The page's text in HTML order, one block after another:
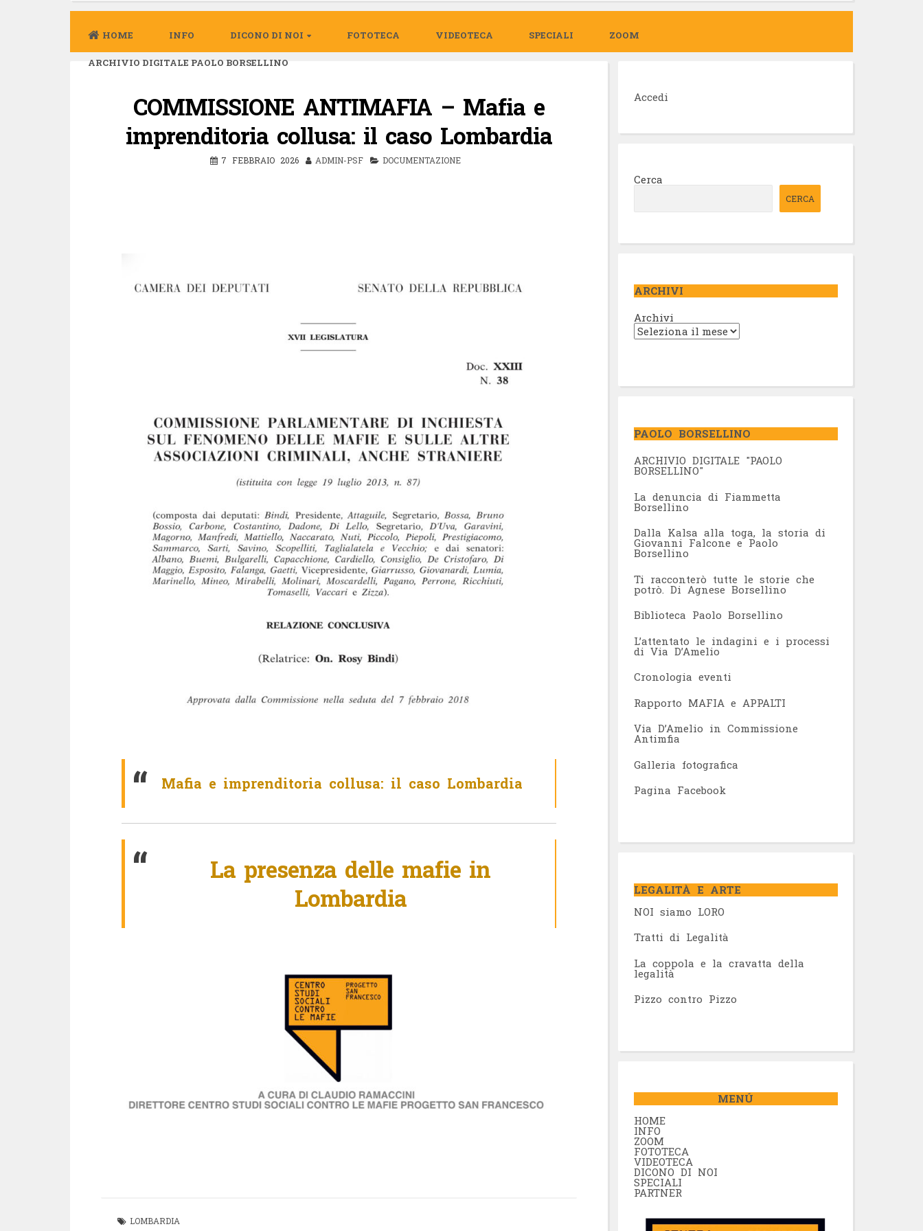
HOME INFO DICONO DI NOI FOTOTECA VIDEOTECA SPECIALI ZOOM
ARCHIVIO DIGITALE PAOLO BORSELLINO
COMMISSIONE ANTIMAFIA – Mafia e
imprenditoria collusa: il caso Lombardia
7 FEBBRAIO 2026 ADMIN-PSF DOCUMENTAZIONE
Mafia e imprenditoria collusa: il caso Lombardia
La presenza delle mafie in
Lombardia
LOMBARDIA
Accedi
Cerca
CERCA
ARCHIVI
Archivi
PAOLO BORSELLINO
ARCHIVIO DIGITALE "PAOLO
BORSELLINO"
La denuncia di Fiammetta
Borsellino
Dalla Kalsa alla toga, la storia di
Giovanni Falcone e Paolo
Borsellino
Ti racconterò tutte le storie che
potrò. Di Agnese Borsellino
Biblioteca Paolo Borsellino
L’attentato le indagini e i processi
di Via D’Amelio
Cronologia eventi
Rapporto MAFIA e APPALTI
Via D’Amelio in Commissione
Antimfia
Galleria fotografica
Pagina Facebook
LEGALITÀ E ARTE
NOI siamo LORO
Tratti di Legalità
La coppola e la cravatta della
legalità
Pizzo contro Pizzo
MENÚ
HOME
INFO
ZOOM
FOTOTECA
VIDEOTECA
DICONO DI NOI
SPECIALI
PARTNER